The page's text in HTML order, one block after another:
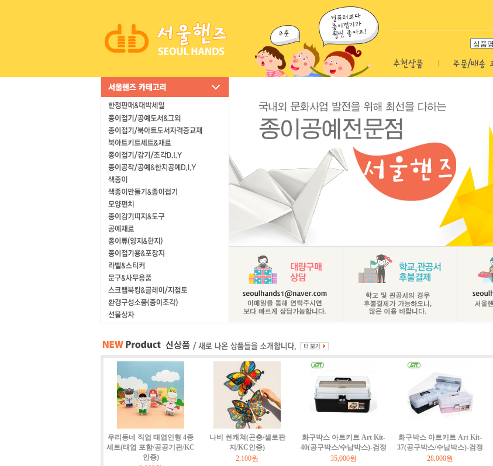
우리동네 직업 태엽인형 4종
세트(태엽 포함/공공기관/KC
인증)
나비 썬캐쳐(곤충/셀로판
지/KC인증)
2,100원
화구박스 아트키트 Art Kit-
40(공구박스/수납박스)-검정
35,000원
화구박스 아트키트 Art Kit-
37(공구박스/수납박스)-검정
28,000원